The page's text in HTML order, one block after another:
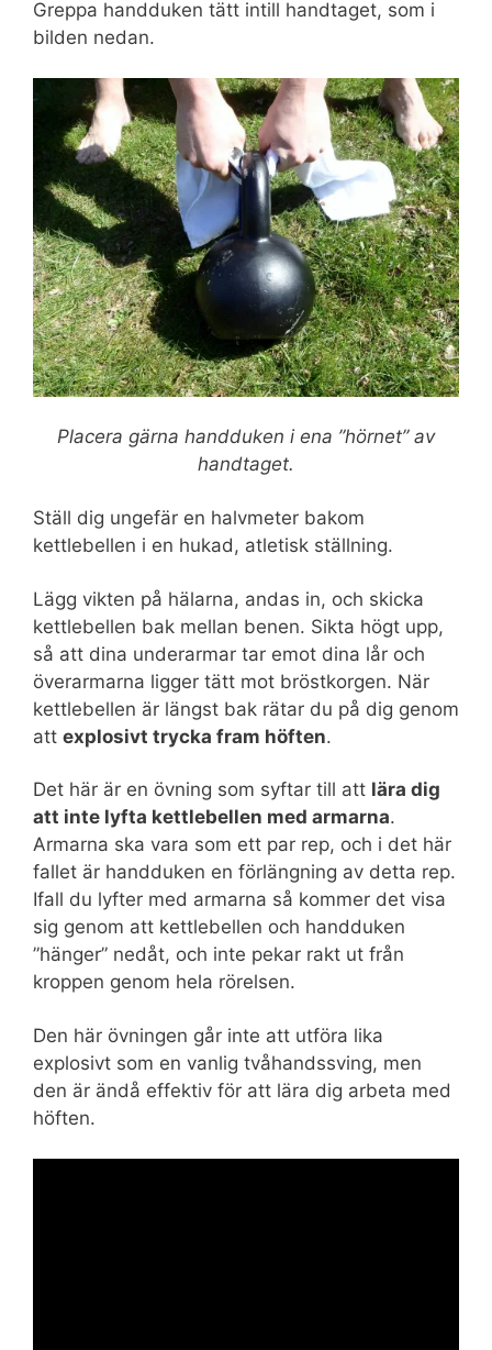
Greppa handduken tätt intill handtaget, som i
bilden nedan.
Placera gärna handduken i ena ”hörnet” av
handtaget.
Ställ dig ungefär en halvmeter bakom
kettlebellen i en hukad, atletisk ställning.
Lägg vikten på hälarna, andas in, och skicka
kettlebellen bak mellan benen. Sikta högt upp,
så att dina underarmar tar emot dina lår och
överarmarna ligger tätt mot bröstkorgen. När
kettlebellen är längst bak rätar du på dig genom
att explosivt trycka fram höften.
Det här är en övning som syftar till att lära dig
att inte lyfta kettlebellen med armarna.
Armarna ska vara som ett par rep, och i det här
fallet är handduken en förlängning av detta rep.
Ifall du lyfter med armarna så kommer det visa
sig genom att kettlebellen och handduken
”hänger” nedåt, och inte pekar rakt ut från
kroppen genom hela rörelsen.
Den här övningen går inte att utföra lika
explosivt som en vanlig tvåhandssving, men
den är ändå effektiv för att lära dig arbeta med
höften.